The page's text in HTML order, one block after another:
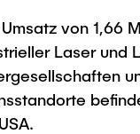
von
Laser und